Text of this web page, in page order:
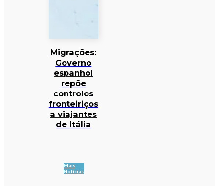
Migrações:
Governo
espanhol
repõe
controlos
fronteiriços
a viajantes
de Itália
Mais
Notícias